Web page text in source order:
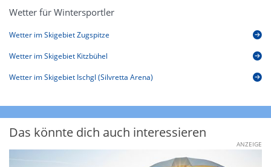
Wetter für Wintersportler
Wetter im Skigebiet Zugspitze
Wetter im Skigebiet Kitzbühel
Wetter im Skigebiet Ischgl (Silvretta Arena)
Das könnte dich auch interessieren
ANZEIGE